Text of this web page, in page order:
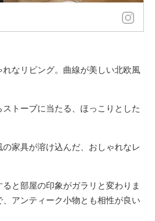
なリビング。曲線が美しい北欧風
トーブに当たる、ほっこりとした
家具が溶け込んだ、おしゃれなレ
と部屋の印象がガラリと変わりま
アンティーク小物とも相性が良い